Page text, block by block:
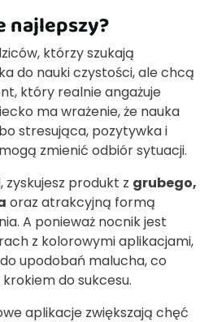
najlepszy?
którzy szukają
do nauki czystości, ale chcą
który realnie angażuje
ma wrażenie, że nauka
stresująca, pozytywka i
zmienić odbiór sytuacji.
produkt z grubego,
oraz atrakcyjną formą
A ponieważ nocnik jest
z kolorowymi aplikacjami,
upodobań malucha, co
do sukcesu.
aplikacje zwiększają chęć